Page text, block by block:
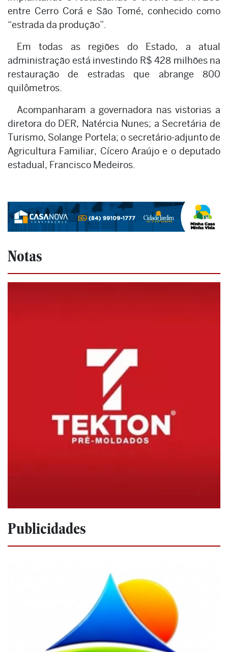
entre Cerro Corá e São Tomé, conhecido como
“estrada da produção”.
Em todas as regiões do Estado, a atual
administração está investindo R$ 428 milhões na
restauração de estradas que abrange 800
quilômetros.
Acompanharam a governadora nas vistorias a
diretora do DER, Natércia Nunes; a Secretária de
Turismo, Solange Portela; o secretário-adjunto de
Agricultura Familiar, Cícero Araújo e o deputado
estadual, Francisco Medeiros.
Notas
Publicidades